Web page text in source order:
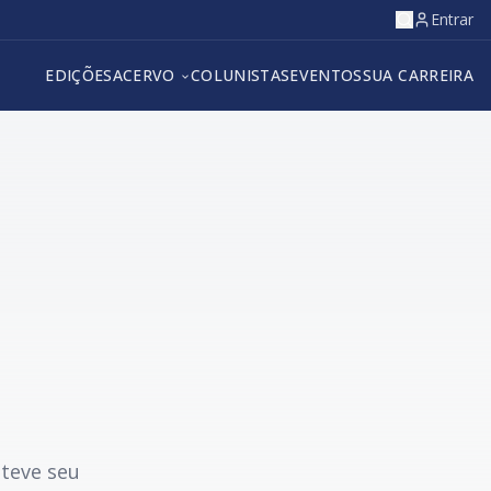
Entrar
EDIÇÕESACERVO COLUNISTASEVENTOSSUA CARREIRA
seu